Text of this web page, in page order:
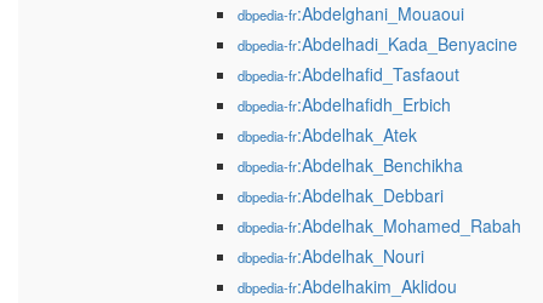
dbpedia-fr:Abdelghani_Mouaoui
dbpedia-fr:Abdelhadi_Kada_Benyacine
dbpedia-fr:Abdelhafid_Tasfaout
dbpedia-fr:Abdelhafidh_Erbich
dbpedia-fr:Abdelhak_Atek
dbpedia-fr:Abdelhak_Benchikha
dbpedia-fr:Abdelhak_Debbari
dbpedia-fr:Abdelhak_Mohamed_Rabah
dbpedia-fr:Abdelhak_Nouri
dbpedia-fr:Abdelhakim_Aklidou